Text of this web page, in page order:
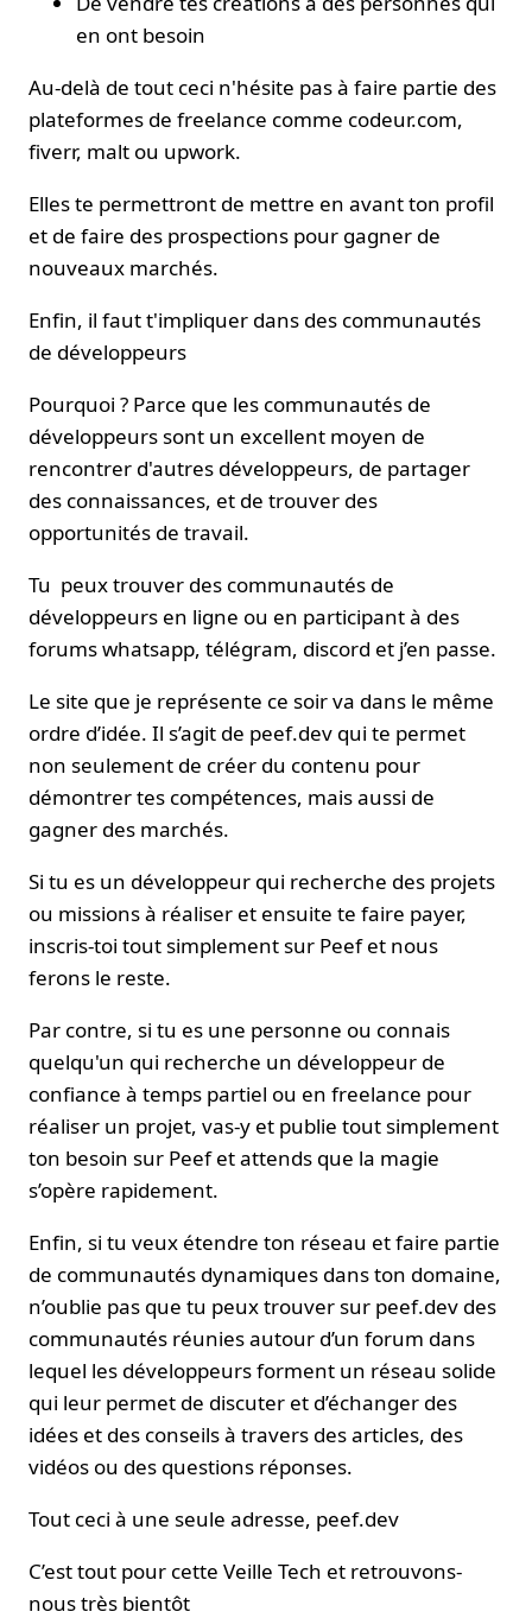
en ont besoin
Au-delà de tout ceci n'hésite pas à faire partie des
plateformes de freelance comme codeur.com,
fiverr, malt ou upwork.
Elles te permettront de mettre en avant ton profil
et de faire des prospections pour gagner de
nouveaux marchés.
Enfin, il faut t'impliquer dans des communautés
de développeurs
Pourquoi ? Parce que les communautés de
développeurs sont un excellent moyen de
rencontrer d'autres développeurs, de partager
des connaissances, et de trouver des
opportunités de travail.
Tu peux trouver des communautés de
développeurs en ligne ou en participant à des
forums whatsapp, télégram, discord et j’en passe.
Le site que je représente ce soir va dans le même
ordre d’idée. Il s’agit de peef.dev qui te permet
non seulement de créer du contenu pour
démontrer tes compétences, mais aussi de
gagner des marchés.
Si tu es un développeur qui recherche des projets
ou missions à réaliser et ensuite te faire payer,
inscris-toi tout simplement sur Peef et nous
ferons le reste.
Par contre, si tu es une personne ou connais
quelqu'un qui recherche un développeur de
confiance à temps partiel ou en freelance pour
réaliser un projet, vas-y et publie tout simplement
ton besoin sur Peef et attends que la magie
s’opère rapidement.
Enfin, si tu veux étendre ton réseau et faire partie
de communautés dynamiques dans ton domaine,
n’oublie pas que tu peux trouver sur peef.dev des
communautés réunies autour d’un forum dans
lequel les développeurs forment un réseau solide
qui leur permet de discuter et d’échanger des
idées et des conseils à travers des articles, des
vidéos ou des questions réponses.
Tout ceci à une seule adresse, peef.dev
C’est tout pour cette Veille Tech et retrouvons-
nous très bientôt